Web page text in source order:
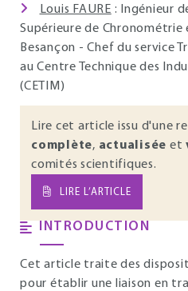
Louis FAURE : Ingénieur
Supérieure de
Besançon - Chef du service
au Centre Technique des
(CETIM)
Lire cet article issu d'une
complète, actualisée et
comités scientifiques.
LIRE L’ARTICLE
INTRODUCTION
Cet article traite des
pour établir une liaison en